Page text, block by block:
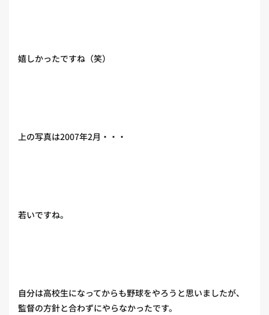
嬉しかったですね（笑）
上の写真は2007年2月・・・
若いですね。
自分は高校生になってからも野球をやろうと思いましたが、
監督の方針と合わずにやらなかったです。